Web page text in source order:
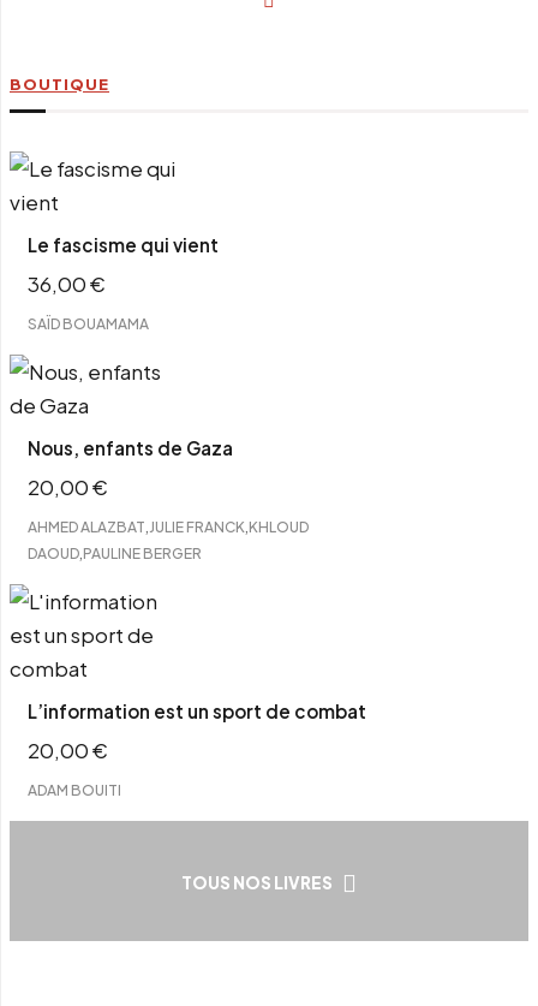
BOUTIQUE
Le fascisme qui vient
36,00€
SAÏD BOUAMAMA
Nous, enfants de Gaza
20,00€
AHMED ALAZBAT JULIE FRANCK KHLOUD
DAOUD PAULINE BERGER
L’information est un sport de combat
20,00€
ADAM BOUITI
TOUS NOS LIVRES